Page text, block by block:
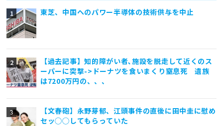
東芝、中国へのパワー半導体の技術供与を中止
【過去記事】知的障がい者､施設を脱走して近くのス
ーパーに突撃->ドーナツを食いまくり窒息死 遺族
は7200万円の、、、
【文春砲】永野芽郁、江頭事件の直後に田中圭に慰め
セッ◯◯してもらっていた